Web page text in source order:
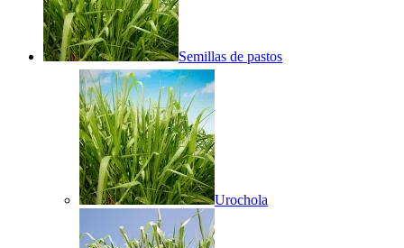
Semillas de pastos
Urochola